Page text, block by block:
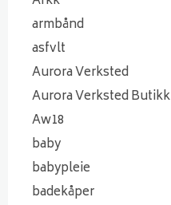
armbånd
asfvlt
Aurora Verksted
Aurora Verksted Butikk
Aw18
baby
babypleie
badekåper